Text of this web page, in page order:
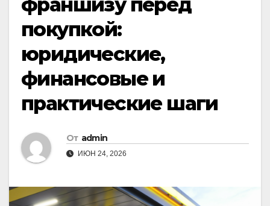
франшизу перед
покупкой:
юридические,
финансовые и
практические шаги
От admin
ИЮН 24, 2026